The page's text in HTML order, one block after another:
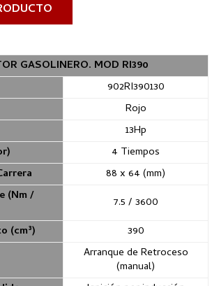
GASOLINERO. MOD RI390
902RI390130
Rojo
13Hp
4 Tiempos
88 x 64 (mm)
(Nm /
7.5 / 3600
(cm³)
390
Arranque de Retroceso
(manual)